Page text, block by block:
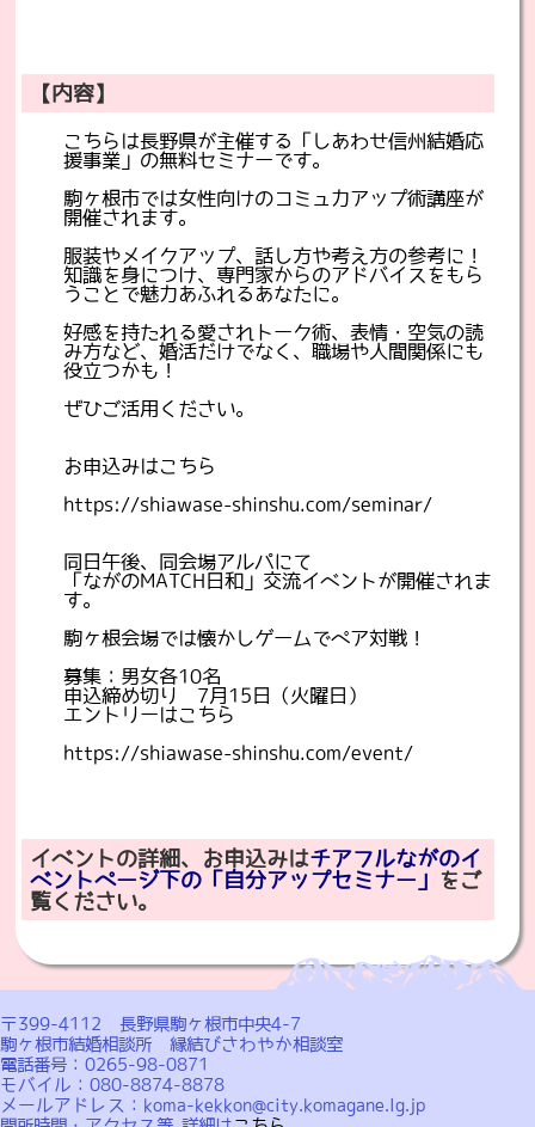
【内容】
こちらは長野県が主催する「しあわせ信州結婚応
援事業」の無料セミナーです。
駒ヶ根市では女性向けのコミュ力アップ術講座が
開催されます。
服装やメイクアップ、話し方や考え方の参考に！
知識を身につけ、専門家からのアドバイスをもら
うことで魅力あふれるあなたに。
好感を持たれる愛されトーク術、表情・空気の読
み方など、婚活だけでなく、職場や人間関係にも
役立つかも！
ぜひご活用ください。
お申込みはこちら
https://shiawase-shinshu.com/seminar/
同日午後、同会場アルパにて
「ながのMATCH日和」交流イベントが開催されま
す。
駒ヶ根会場では懐かしゲームでペア対戦！
募集：男女各10名
申込締め切り 7月15日（火曜日）
エントリーはこちら
https://shiawase-shinshu.com/event/
イベントの詳細、お申込みはチアフルながのイ
ベントページ下の「自分アップセミナー」 をご
覧ください。
〒399-4112 長野県駒ヶ根市中央4-7
駒ヶ根市結婚相談所 縁結びさわやか相談室
電話番号：0265-98-0871
モバイル：080-8874-8878
メールアドレス：koma-kekkon@city.komagane.lg.jp